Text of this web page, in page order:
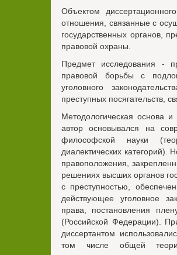
Объектом
отношения, связанные с
государственных органов,
правовой охраны.
Предмет исследования -
правовой борьбы с
уголовного
преступных посягательств,
Методологическая основа
автор основывался на
философской науки
диалектических категорий).
правоположения,
решениях высших органов
с преступностью,
действующее уголовное
права, постановления
(Российской Федерации).
диссертантом
том числе общей